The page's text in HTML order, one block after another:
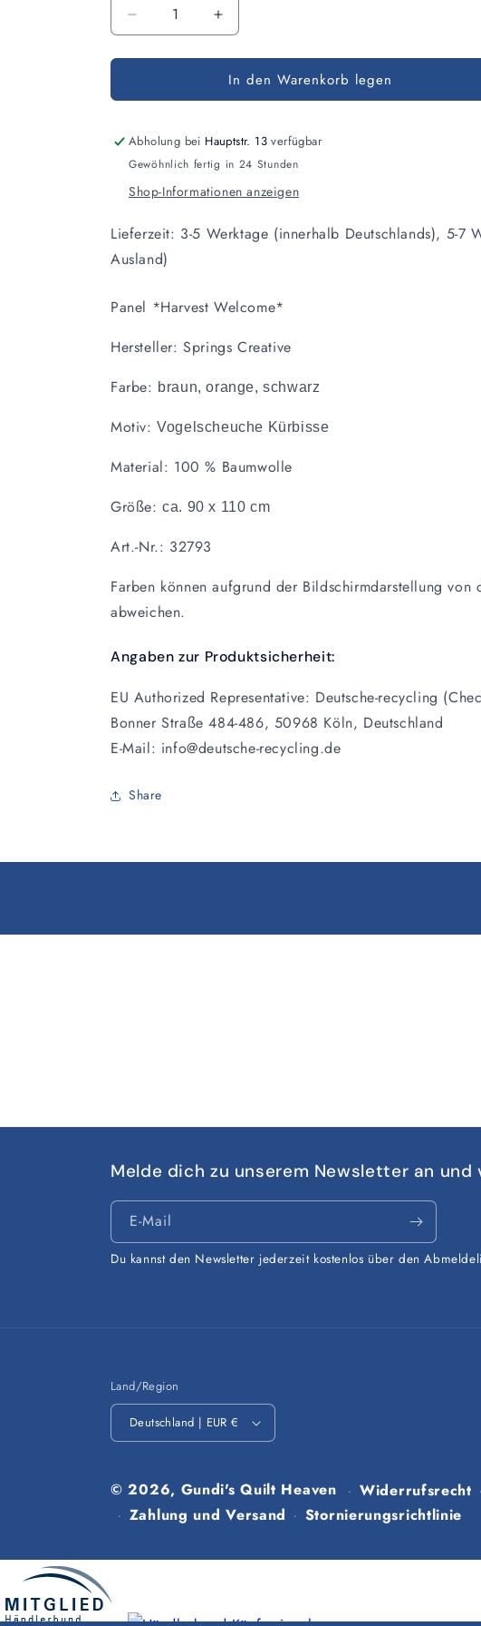
Verringere
die
Menge
Panel
Welcome
Erhöhe
die
Menge
für
Panel
Welcome
In den Warenkorb legen
Abholung bei Hauptstr. 13 verfügbar
Gewöhnlich fertig in 24 Stunden
Shop-Informationen anzeigen
Lieferzeit: 3-5 Werktage (innerhalb Deutschlands), 5-7
Ausland)
Panel *Harvest Welcome*
Hersteller: Springs Creative
Farbe: braun, orange, schwarz
Motiv:Vogelscheuche Kürbisse
Material: 100 % Baumwolle
Größe:ca. 90 x 110 cm
Art.-Nr.: 32793
Farben können aufgrund der Bildschirmdarstellung von
abweichen.
Angaben zur Produktsicherheit:
EU Authorized Representative: Deutsche-recycling
Bonner Straße 484-486, 50968 Köln, Deutschland
E-Mail: info@deutsche-recycling.de
Share
Melde dich zu unserem Newsletter an
E-Mail
Du kannst den Newsletter jederzeit kostenlos über den
Land/Region
Deutschland | EUR €
© 2026, Gundi's Quilt Heaven Widerrufsrecht
Zahlung und Versand
Stornierungsrichtlinie